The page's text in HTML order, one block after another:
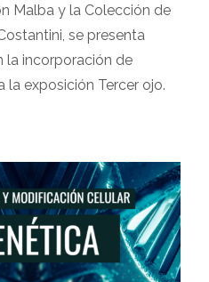
Malba y la Colección de
se presenta
la incorporación de
la exposición Tercer ojo.